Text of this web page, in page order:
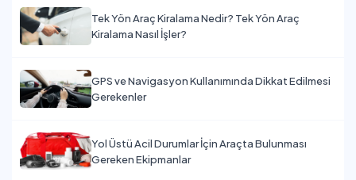
Tek Yön Araç Kiralama Nedir? Tek Yön Araç
Kiralama Nasıl İşler?
GPS ve Navigasyon Kullanımında Dikkat Edilmesi
Gerekenler
Yol Üstü Acil Durumlar İçin Araçta Bulunması
Gereken Ekipmanlar